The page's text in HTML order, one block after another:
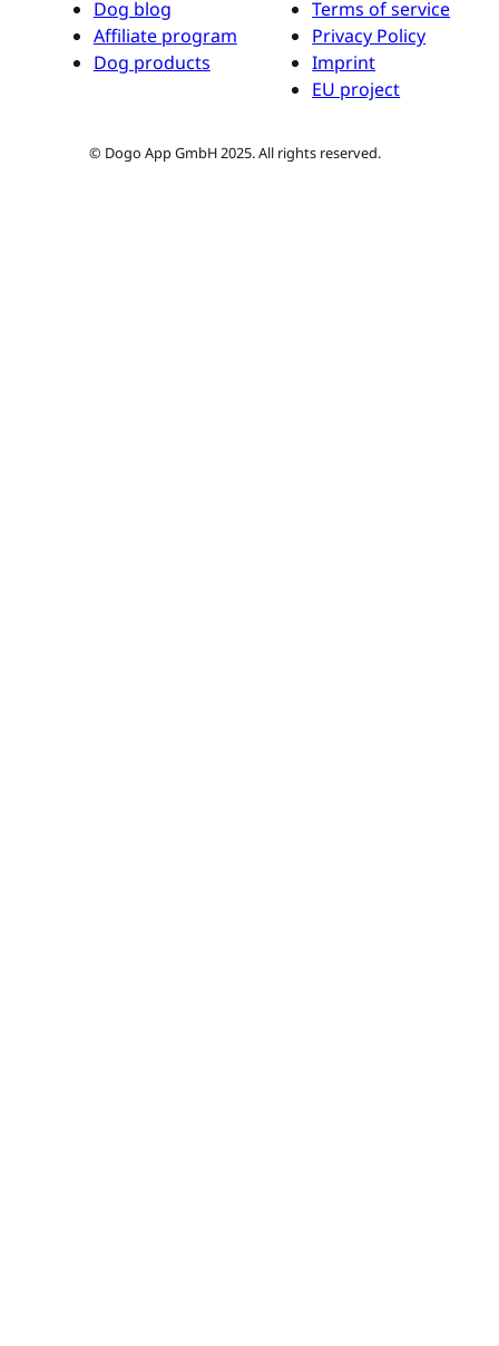
Dog blog
Affiliate program
Dog products
Terms of service
Privacy Policy
Imprint
EU project
© Dogo App GmbH 2025. All rights reserved.